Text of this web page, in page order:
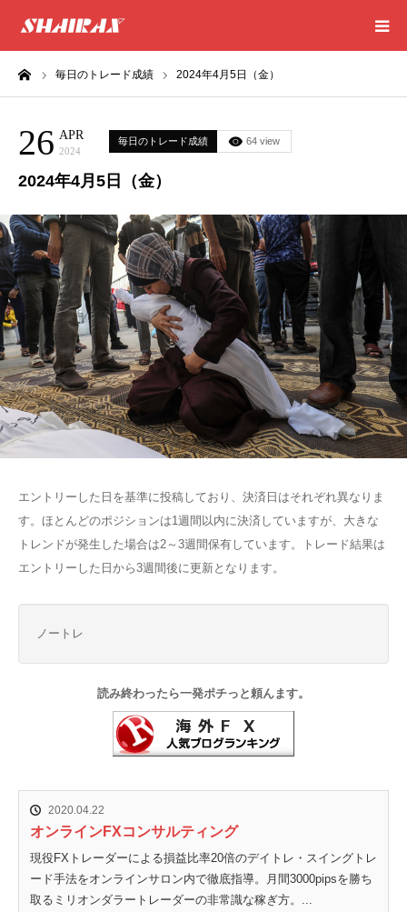
毎日のトレード成績 2024年4月5日（金）
26 APR
2024
毎日のトレード成績 64 view
2024年4月5日（金）
エントリーした日を基準に投稿しており、決済日はそれぞれ異なりま
す。ほとんどのポジションは1週間以内に決済していますが、大きな
トレンドが発生した場合は2～3週間保有しています。トレード結果は
エントリーした日から3週間後に更新となります。
ノートレ
読み終わったら一発ポチっと頼んます。
2020.04.22
オンラインFXコンサルティング
現役FXトレーダーによる損益比率20倍のデイトレ・スイングトレ
ード手法をオンラインサロン内で徹底指導。月間3000pipsを勝ち
取るミリオンダラートレーダーの非常識な稼ぎ方。...
HOME
RESULT
SUCCESS
CONSULTING
EXCEL SHEET
NEWS
CONTACT